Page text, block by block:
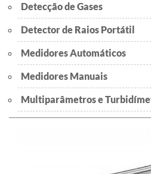
Detecção de Gases
Detector de Raios Portátil
Medidores Automáticos
Medidores Manuais
Multiparâmetros e